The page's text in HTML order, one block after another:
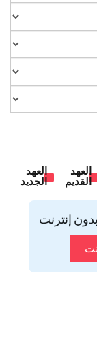
العهد
القديم
العهد
الجديد
إنترنت